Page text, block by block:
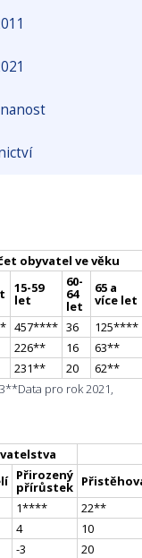
obyvatel ve věku
15-59
let
60-
64
let
65 a
více let
457**** 36 125****
226** 16 63**
231** 20 62**
Data pro rok 2021,
Přirozený
přírůstek
1**** 22**
4
10
-3
20